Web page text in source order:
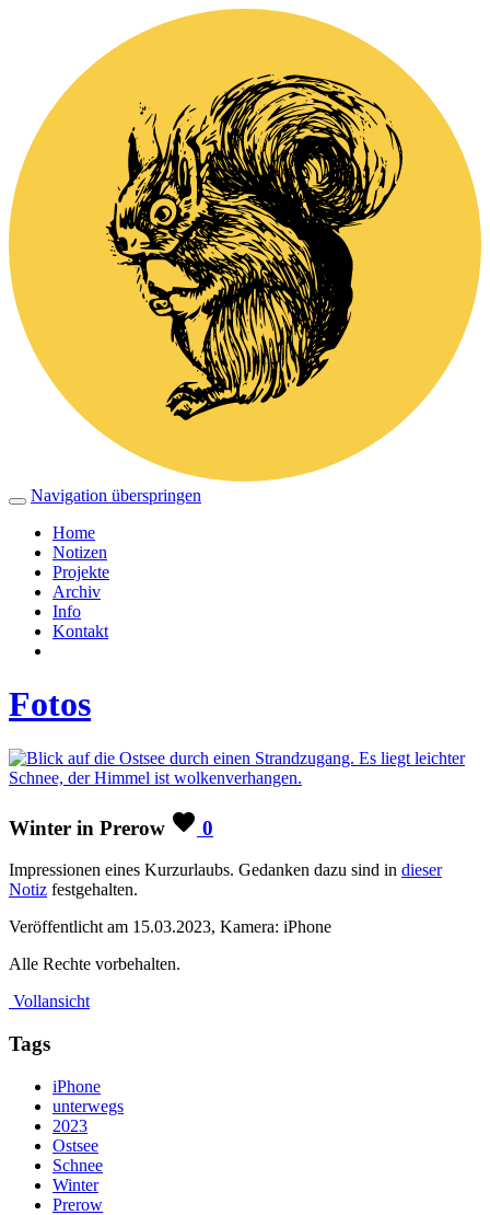
Navigation überspringen
Home
Notizen
Projekte
Archiv
Info
Kontakt
Fotos
Winter in Prerow 0
Impressionen eines Kurzurlaubs. Gedanken dazu sind in dieser
Notiz festgehalten.
Veröffentlicht am 15.03.2023, Kamera: iPhone
Alle Rechte vorbehalten.
Vollansicht
Tags
iPhone
unterwegs
2023
Ostsee
Schnee
Winter
Prerow